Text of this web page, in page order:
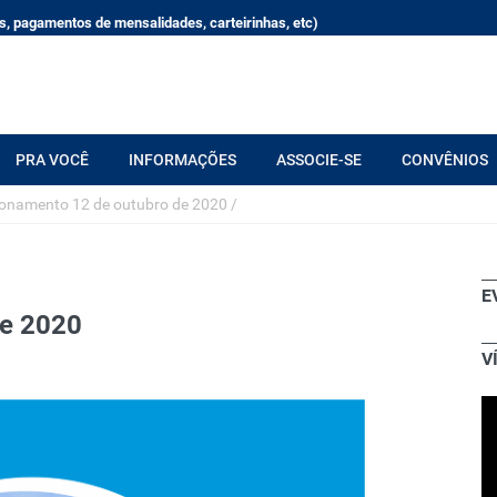
pagamentos de mensalidades, carteirinhas, etc)
PRA VOCÊ INFORMAÇÕES ASSOCIE-SE CONVÊNIOS
12 de outubro de 2020 /
2020